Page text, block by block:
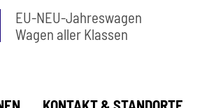
EU-NEU-Jahreswagen
Wagen aller Klassen